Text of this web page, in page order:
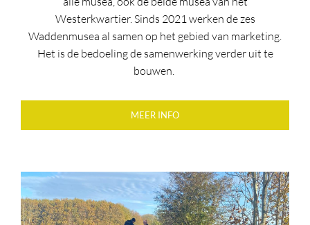
Westerkwartier. Sinds 2021 werken de zes
Waddenmusea al samen op het gebied van marketing.
Het is de bedoeling de samenwerking verder uit te
bouwen.
MEER INFO